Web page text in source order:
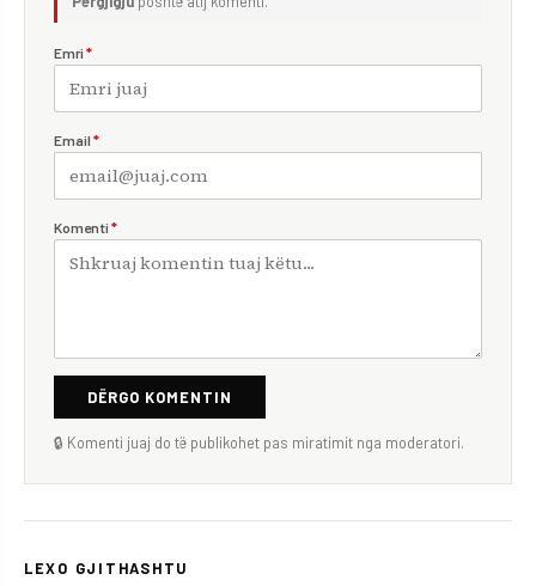
Emri *
Email *
Komenti *
DËRGO KOMENTIN
🔒 Komenti juaj do të publikohet pas miratimit nga moderatori.
LEXO GJITHASHTU